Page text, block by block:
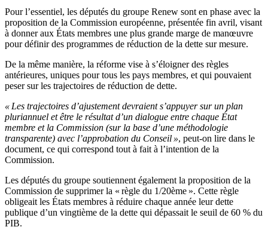
Pour l’essentiel, les députés du groupe Renew sont en phase avec la
proposition de la Commission européenne, présentée fin avril, visant
à donner aux États membres une plus grande marge de manœuvre
pour définir des programmes de réduction de la dette sur mesure.
De la même manière, la réforme vise à s’éloigner des règles
antérieures, uniques pour tous les pays membres, et qui pouvaient
peser sur les trajectoires de réduction de dette.
« Les trajectoires d’ajustement devraient s’appuyer sur un plan
pluriannuel et être le résultat d’un dialogue entre chaque État
membre et la Commission (sur la base d’une méthodologie
transparente) avec l’approbation du Conseil », peut-on lire dans le
document, ce qui correspond tout à fait à l’intention de la
Commission.
Les députés du groupe soutiennent également la proposition de la
Commission de supprimer la « règle du 1/20ème ». Cette règle
obligeait les États membres à réduire chaque année leur dette
publique d’un vingtième de la dette qui dépassait le seuil de 60 % du
PIB.